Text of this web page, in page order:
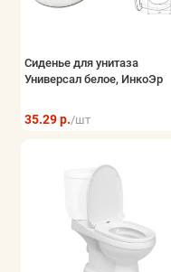
Сиденье для унитаза
Универсал белое, ИнкоЭр
35.29 р./шт